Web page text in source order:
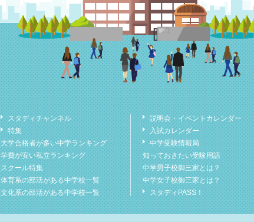
スタディチャンネル
特集
大学合格者が多い中学ランキング
学費が安い私立ランキング
スクール特集
体育系の部活がある中学校一覧
文化系の部活がある中学校一覧
説明会・イベントカレンダー
入試カレンダー
中学受験情報局
知っておきたい受験用語
中学男子校御三家とは？
中学女子校御三家とは？
スタディPASS！